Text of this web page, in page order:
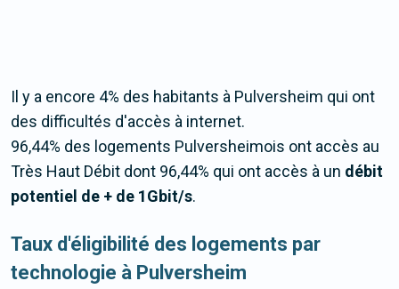
Il y a encore 4% des habitants à Pulversheim qui ont
des difficultés d'accès à internet.
96,44% des logements Pulversheimois ont accès au
Très Haut Débit dont 96,44% qui ont accès à un débit
potentiel de + de 1Gbit/s.
Taux d'éligibilité des logements par
technologie à Pulversheim